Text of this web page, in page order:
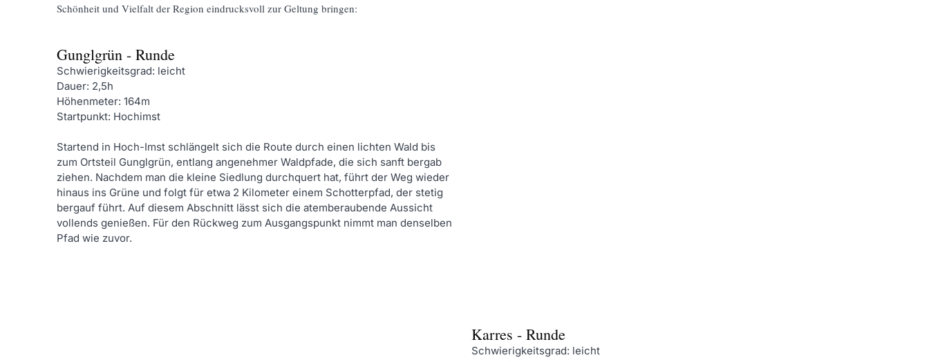
Schönheit und Vielfalt der Region eindrucksvoll zur Geltung bringen:
Gunglgrün - Runde
Schwierigkeitsgrad: leicht
Dauer: 2,5h
Höhenmeter: 164m
Startpunkt: Hochimst
Startend in Hoch-Imst schlängelt sich die Route durch einen lichten Wald bis
zum Ortsteil Gunglgrün, entlang angenehmer Waldpfade, die sich sanft bergab
ziehen. Nachdem man die kleine Siedlung durchquert hat, führt der Weg wieder
hinaus ins Grüne und folgt für etwa 2 Kilometer einem Schotterpfad, der stetig
bergauf führt. Auf diesem Abschnitt lässt sich die atemberaubende Aussicht
vollends genießen. Für den Rückweg zum Ausgangspunkt nimmt man denselben
Pfad wie zuvor.
Karres - Runde
Schwierigkeitsgrad: leicht